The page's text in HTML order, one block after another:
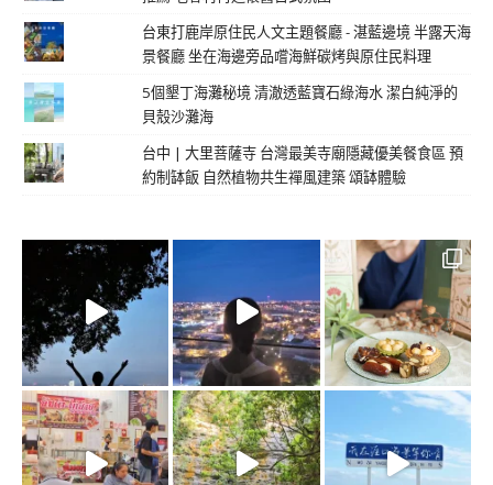
台東打鹿岸原住民人文主題餐廳 - 湛藍邊境 半露天海
景餐廳 坐在海邊旁品嚐海鮮碳烤與原住民料理
5個墾丁海灘秘境 清澈透藍寶石綠海水 潔白純淨的
貝殼沙灘海
台中 | 大里菩薩寺 台灣最美寺廟隱藏優美餐食區 預
約制缽飯 自然植物共生禪風建築 頌缽體驗